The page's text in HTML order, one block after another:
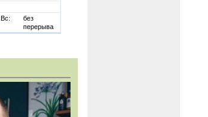
без
перерыва